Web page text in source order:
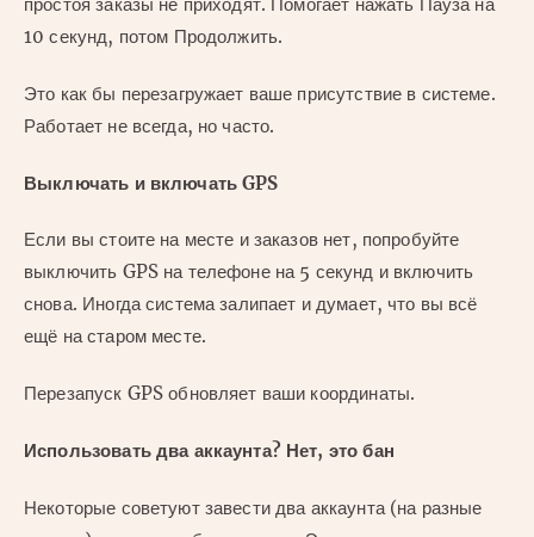
10 секунд, потом Продолжить.
Это как бы перезагружает ваше присутствие в системе.
Работает не всегда, но часто.
Выключать и включать GPS
Если вы стоите на месте и заказов нет, попробуйте
выключить GPS на телефоне на 5 секунд и включить
снова. Иногда система залипает и думает, что вы всё
ещё на старом месте.
Перезапуск GPS обновляет ваши координаты.
Использовать два аккаунта? Нет, это бан
Некоторые советуют завести два аккаунта (на разные